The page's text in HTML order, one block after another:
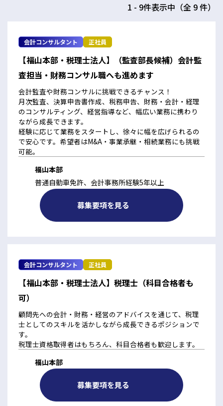
1 - 9件表示中（全 9 件）
会計コンサルタント 正社員
【福山本部・税理士法人】（監査部長候補）会計監
査担当・財務コンサル職へも進めます
会計監査や財務コンサルに挑戦できるチャンス！
月次監査、決算申告書作成、税務申告、財務・会計・経理
のコンサルティング、経営指導など、幅広い業務に携わり
ながら成長できます。
経験に応じて業務をスタートし、徐々に幅を広げられるの
で安心です。希望者はM&A・事業承継・相続業務にも挑戦
可能。
福山本部
普通自動車免許、会計事務所経験5年以上
募集要項を見る
会計コンサルタント 正社員
【福山本部・税理士法人】税理士（科目合格者も
可）
顧問先への会計・財務・経営のアドバイスを通じて、税理
士としてのスキルを活かしながら成長できるポジションで
す。
税理士資格取得者はもちろん、科目合格者も歓迎します。
福山本部
募集要項を見る